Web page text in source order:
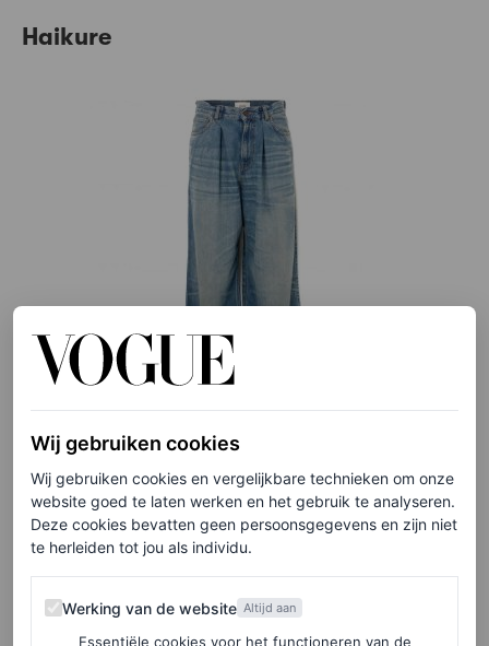
Haikure
©NET-A-PORTER
Geplooide wijde jeans met hoge taille, € 285
HIER TE KOOP
LouLou Studio
Wij gebruiken cookies
Wij gebruiken cookies en vergelijkbare technieken om onze
website goed te laten werken en het gebruik te analyseren.
Deze cookies bevatten geen persoonsgegevens en zijn niet
te herleiden tot jou als individu.
Werking van de website
Werking van de website Altijd aan
Essentiële cookies voor het functioneren van de